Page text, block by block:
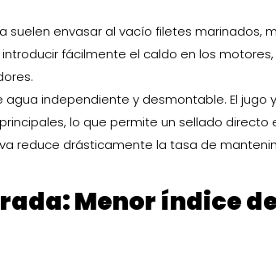
envasar al vacío filetes marinados,
fácilmente el caldo en los
independiente y desmontable. El jugo
lo que permite un sellado directo
reduce drásticamente la tasa de
Menor índice